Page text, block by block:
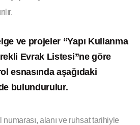
ve projeler “Yapı Kullanma
Evrak Listesi”ne göre
esnasında aşağıdaki
bulundurulur.
numarası, alanı ve ruhsat tarihiyle